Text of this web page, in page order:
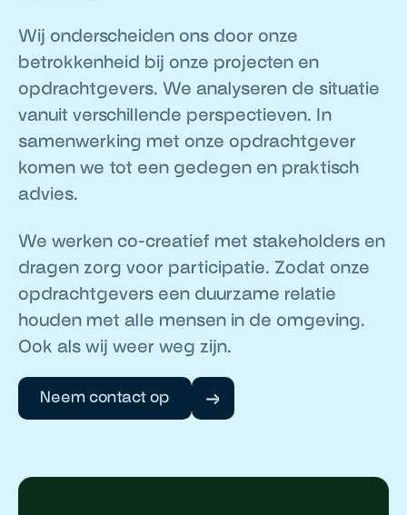
Wij onderscheiden ons door onze
betrokkenheid bij onze projecten en
opdrachtgevers. We analyseren de situatie
vanuit verschillende perspectieven. In
samenwerking met onze opdrachtgever
komen we tot een gedegen en praktisch
advies.
We werken co-creatief met stakeholders en
dragen zorg voor participatie. Zodat onze
opdrachtgevers een duurzame relatie
houden met alle mensen in de omgeving.
Ook als wij weer weg zijn.
Neem contact op